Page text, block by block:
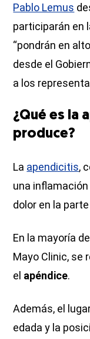
Pablo Lemus
participarán en
“pondrán en
desde el
a los
¿Qué es la
produce?
La apendicitis,
una
dolor en la
En la mayoría
Mayo Clinic, se
el apéndice.
Además, el
edada y la